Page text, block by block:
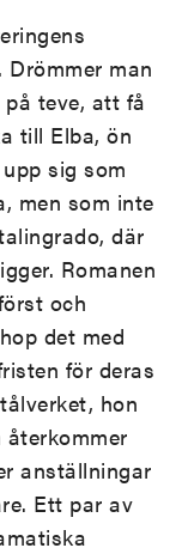
man
teve, att få
till Elba, ön
sig som
men som inte
där
Romanen
och
det med
för deras
hon
anställningar
Ett par av